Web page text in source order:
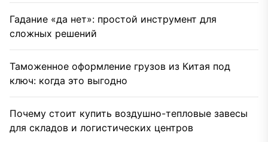
Гадание «да нет»: простой инструмент для
сложных решений
Таможенное оформление грузов из Китая под
ключ: когда это выгодно
Почему стоит купить воздушно-тепловые завесы
для складов и логистических центров